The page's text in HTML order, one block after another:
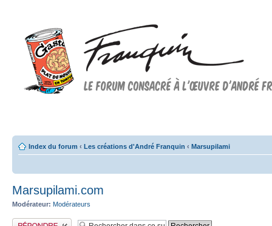
Index du forum ‹ Les créations d'André Franquin ‹ Marsupilami
Marsupilami.com
Modérateur: Modérateurs
Publier une réponse